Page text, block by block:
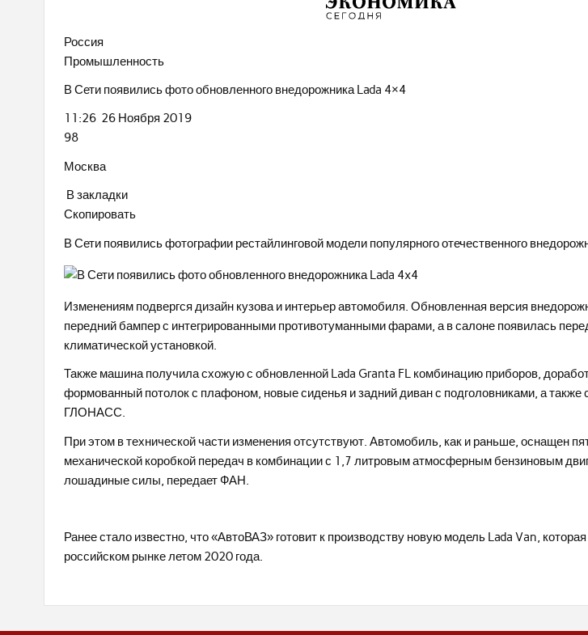
Россия
Промышленность
В Сети появились фото обновленного внедорожника Lada 4×4
11:26 26 Ноября 2019
98
Москва
В закладки
Скопировать
В Сети появились фотографии рестайлинговой модели популярного отечественного
Изменениям подвергся дизайн кузова и интерьер автомобиля. Обновленная версия
передний бампер с интегрированными противотуманными фарами, а в салоне появилась
климатической установкой.
Также машина получила схожую с обновленной Lada Granta FL комбинацию приборов,
формованный потолок с плафоном, новые сиденья и задний диван с подголовниками, а
ГЛОНАСС.
При этом в технической части изменения отсутствуют. Автомобиль, как и раньше, оснащен
механической коробкой передач в комбинации с 1,7 литровым атмосферным бензиновым
лошадиные силы, передает ФАН.
Ранее стало известно, что «АвтоВАЗ» готовит к производству новую модель Lada Van,
российском рынке летом 2020 года.